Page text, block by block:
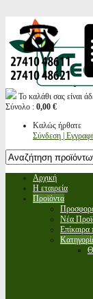
Το καλάθι σας είναι
Σύνολο : 0,00 €
Καλώς ήρθατε
Σύνδεση |
Αρχική
Η εταιρεία
Προϊόντα
Νέα
Επίκαιρα